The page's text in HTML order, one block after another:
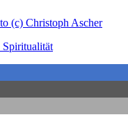
(c) Christoph Ascher
Spiritualität